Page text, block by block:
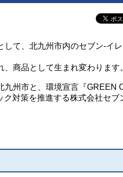
て、北九州市内のセブン-イ
商品として生まれ変わります
州市と、環境宣言『GREEN
対策を推進する株式会社セブ